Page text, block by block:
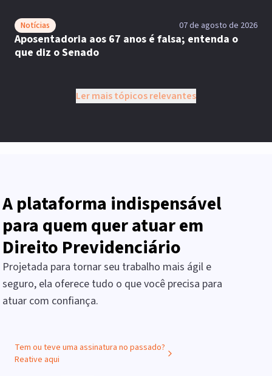
Notícias 07 de agosto de 2026
Aposentadoria aos 67 anos é falsa; entenda o
que diz o Senado
Ler mais tópicos relevantes
A plataforma indispensável
para quem quer atuar em
Direito Previdenciário
Projetada para tornar seu trabalho mais ágil e
seguro, ela oferece tudo o que você precisa para
atuar com confiança.
Tem ou teve uma assinatura no passado?
Reative aqui